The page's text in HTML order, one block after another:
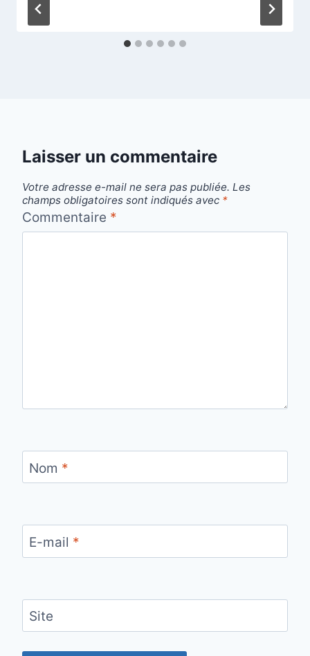
Laisser un commentaire
Votre adresse e-mail ne sera pas publiée. Les
champs obligatoires sont indiqués avec *
Commentaire *
Nom *
E-mail *
Site